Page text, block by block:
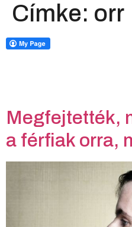
Címke: orr
Megfejtették,
a férfiak orra,